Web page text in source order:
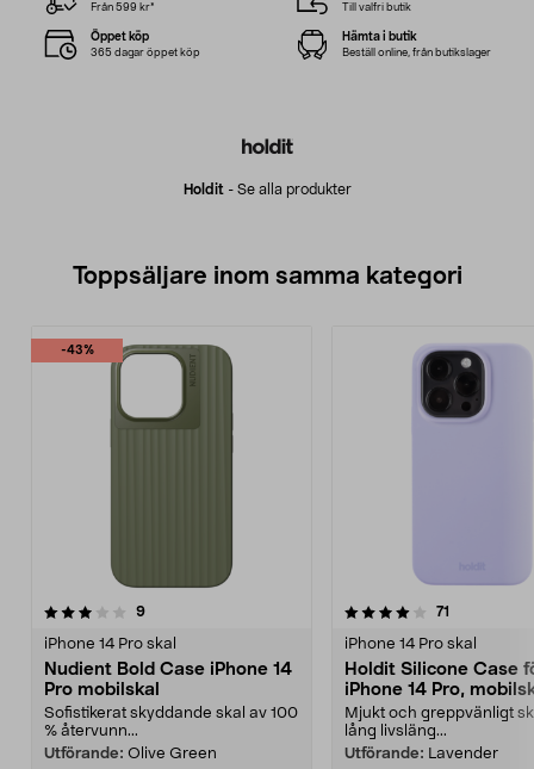
Holdit - Se alla produkter
Från 599 kr* Till valfri butik
Öppet köp
365 dagar öppet köp
Hämta i butik
Beställ online, från butikslager
Toppsäljare inom samma kategori
-43%
9recensioner
iPhone 14 Pro skal
Nudient Bold Case iPhone 14
Pro mobilskal
Sofistikerat skyddande skal av 100
% återvunn...
Utförande: Olive Green
4.0 av 5 stjärnor 71
iPhone 14 Pro skal
Holdit Silicone Case
iPhone 14 Pro,
Mjukt och greppvänligt
lång livsläng...
Utförande: Lavender
3.5 av 5 stjärnor